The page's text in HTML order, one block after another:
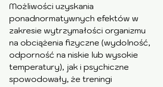
Możliwości uzyskania
ponadnormatywnych efektów w
zakresie wytrzymałości organizmu
na obciążenia fizyczne (wydolność,
odporność na niskie lub wysokie
temperatury), jak i psychiczne
spowodowały, że treningi